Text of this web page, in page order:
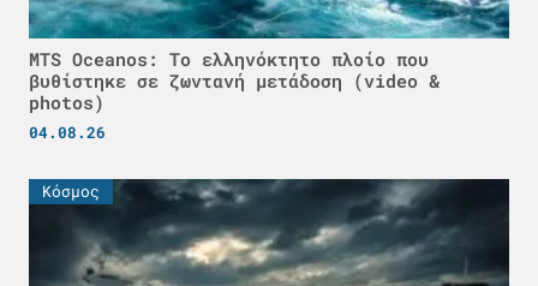
MTS Oceanos: Το ελληνόκτητο πλοίο που
βυθίστηκε σε ζωντανή μετάδοση (video &
photos)
04.08.26
Κόσμος